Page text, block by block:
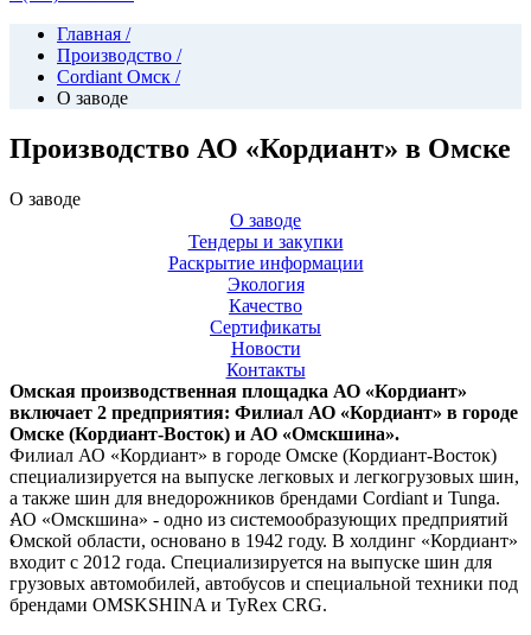
Главная /
Производство /
Cordiant Омск /
О заводе
Производство АО «Кордиант» в Омске
О заводе
О заводе
Тендеры и закупки
Раскрытие информации
Экология
Качество
Сертификаты
Новости
Контакты
Омская производственная площадка АО «Кордиант»
включает 2 предприятия: Филиал АО «Кордиант» в городе
Омске (Кордиант-Восток) и АО «Омскшина».
Филиал АО «Кордиант» в городе Омске (Кордиант-Восток)
специализируется на выпуске легковых и легкогрузовых шин,
а также шин для внедорожников брендами Cordiant и Tunga.
‹
›
АО «Омскшина» - одно из системообразующих предприятий
Омской области, основано в 1942 году. В холдинг «Кордиант»
входит с 2012 года. Специализируется на выпуске шин для
грузовых автомобилей, автобусов и специальной техники под
брендами OMSKSHINA и TyRex CRG.